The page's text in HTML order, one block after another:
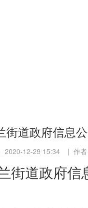
街道政府信息
2020-12-29 15:34 | 作
街道政府信